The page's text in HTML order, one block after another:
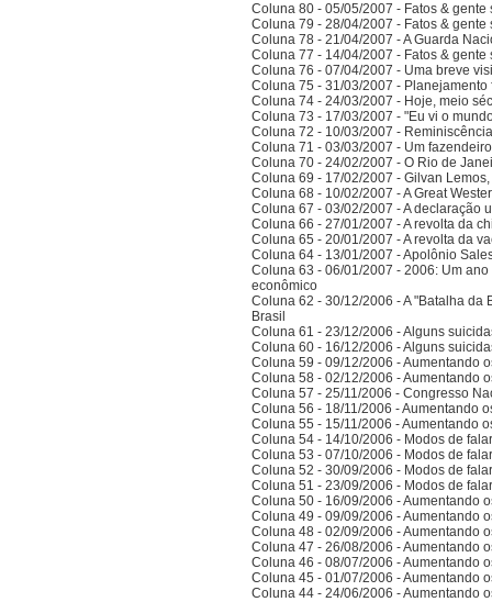
Coluna 80 - 05/05/2007 - Fatos &
Coluna 79 - 28/04/2007 - Fatos &
Coluna 78 - 21/04/2007 - A Guarda
Coluna 77 - 14/04/2007 - Fatos &
Coluna 76 - 07/04/2007 - Uma breve
Coluna 75 - 31/03/2007 -
Coluna 74 - 24/03/2007 - Hoje, meio
Coluna 73 - 17/03/2007 - "Eu vi o
Coluna 72 - 10/03/2007 -
Coluna 71 - 03/03/2007 - Um
Coluna 70 - 24/02/2007 - O Rio de
Coluna 69 - 17/02/2007 - Gilvan
Coluna 68 - 10/02/2007 - A Great
Coluna 67 - 03/02/2007 - A declaração
Coluna 66 - 27/01/2007 - A revolta da
Coluna 65 - 20/01/2007 - A revolta da
Coluna 64 - 13/01/2007 - Apolônio
Coluna 63 - 06/01/2007 - 2006: Um
econômico
Coluna 62 - 30/12/2006 - A "Batalha
Brasil
Coluna 61 - 23/12/2006 - Alguns
Coluna 60 - 16/12/2006 - Alguns
Coluna 59 - 09/12/2006 - Aumentando
Coluna 58 - 02/12/2006 - Aumentando
Coluna 57 - 25/11/2006 - Congresso
Coluna 56 - 18/11/2006 - Aumentando
Coluna 55 - 15/11/2006 - Aumentando
Coluna 54 - 14/10/2006 - Modos de
Coluna 53 - 07/10/2006 - Modos de
Coluna 52 - 30/09/2006 - Modos de
Coluna 51 - 23/09/2006 - Modos de
Coluna 50 - 16/09/2006 - Aumentando
Coluna 49 - 09/09/2006 - Aumentando
Coluna 48 - 02/09/2006 - Aumentando
Coluna 47 - 26/08/2006 - Aumentando
Coluna 46 - 08/07/2006 - Aumentando
Coluna 45 - 01/07/2006 - Aumentando
Coluna 44 - 24/06/2006 - Aumentando